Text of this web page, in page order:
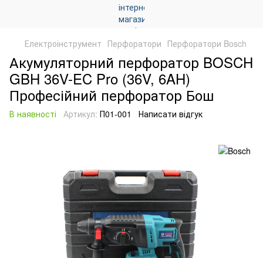
Електроінструмент Перфоратори Перфоратори Bosch
Акумуляторний перфоратор BOSCH
GBH 36V-EC Pro (36V, 6AH)
Професійний перфоратор Бош
В наявності Артикул: П01-001 Написати відгук